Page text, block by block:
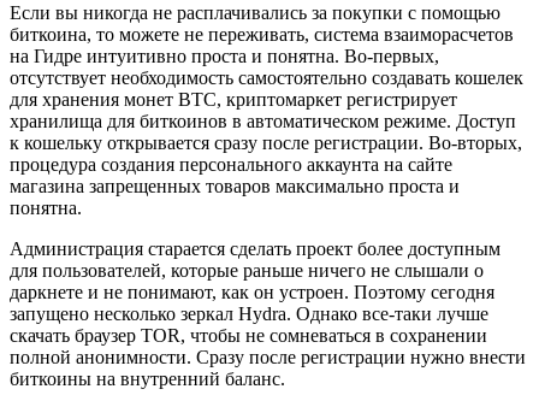
Если вы никогда не расплачивались за покупки с помощью
биткоина, то можете не переживать, система взаиморасчетов
на Гидре интуитивно проста и понятна. Во-первых,
отсутствует необходимость самостоятельно создавать кошелек
для хранения монет BTC, криптомаркет регистрирует
хранилища для биткоинов в автоматическом режиме. Доступ
к кошельку открывается сразу после регистрации. Во-вторых,
процедура создания персонального аккаунта на сайте
магазина запрещенных товаров максимально проста и
понятна.
Администрация старается сделать проект более доступным
для пользователей, которые раньше ничего не слышали о
даркнете и не понимают, как он устроен. Поэтому сегодня
запущено несколько зеркал Hydra. Однако все-таки лучше
скачать браузер TOR, чтобы не сомневаться в сохранении
полной анонимности. Сразу после регистрации нужно внести
биткоины на внутренний баланс.